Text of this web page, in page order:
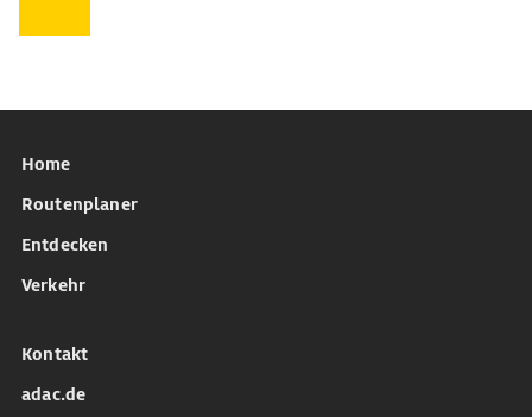
Home
Routenplaner
Entdecken
Verkehr
Kontakt
adac.de